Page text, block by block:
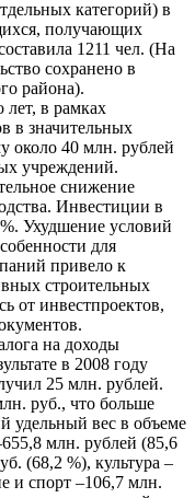
категорий) в
получающих
1211 чел. (На
сохранено в
района).
лет, в рамках
в значительных
около 40 млн. рублей
учреждений.
снижение
Инвестиции в
Ухудшение условий
для
привело к
строительных
от инвестпроектов,
на доходы
в 2008 году
25 млн. рублей.
руб., что больше
удельный вес в объеме
млн. рублей (85,6
(68,2 %), культура –
и спорт –106,7 млн.